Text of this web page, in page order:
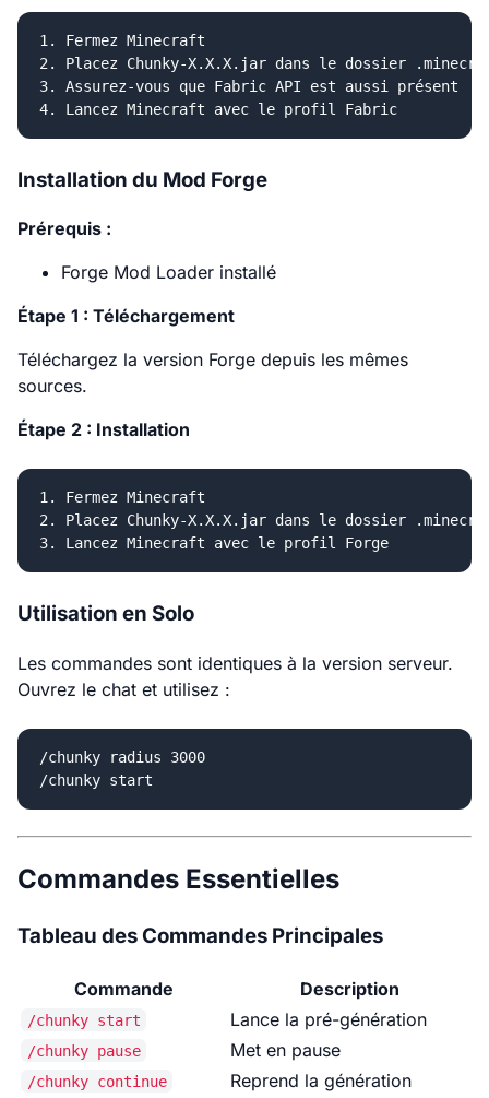
1. Fermez Minecraft
2. Placez Chunky-X.X.X.jar dans le dossier
3. Assurez-vous que Fabric API est aussi présent
Installation du Mod Forge
Prérequis :
Forge Mod Loader installé
Étape 1 : Téléchargement
Téléchargez la version Forge depuis les mêmes
sources.
Étape 2 : Installation
1. Fermez Minecraft
2. Placez Chunky-X.X.X.jar dans le dossier
Utilisation en Solo
Les commandes sont identiques à la version serveur.
Ouvrez le chat et utilisez :
/chunky radius 3000
Commandes Essentielles
Tableau des Commandes Principales
Commande Description
/chunky start Lance la pré-génération
/chunky pause Met en pause
/chunky continue Reprend la génération